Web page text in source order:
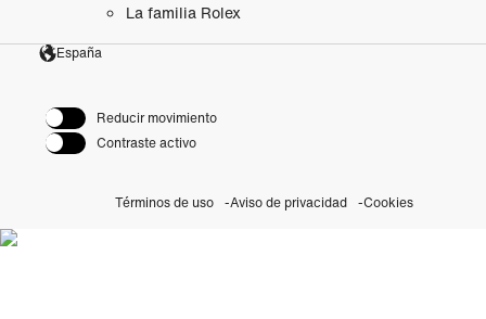
La familia Rolex
España
Reducir movimiento
Contraste activo
Términos de uso Aviso de privacidad Cookies